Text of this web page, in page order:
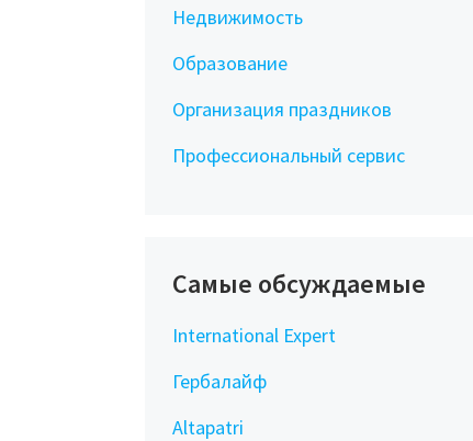
Недвижимость
Образование
Организация праздников
Профессиональный сервис
Самые обсуждаемые
International Expert
Гербалайф
Altapatri